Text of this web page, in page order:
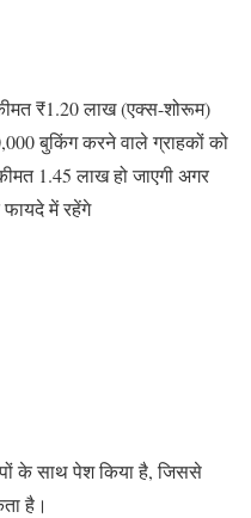
₹1.20 लाख (एक्स-शोरूम)
बुकिंग करने वाले ग्राहकों को
1.45 लाख हो जाएगी अगर
में रहेंगे
के साथ पेश किया है, जिससे
है।